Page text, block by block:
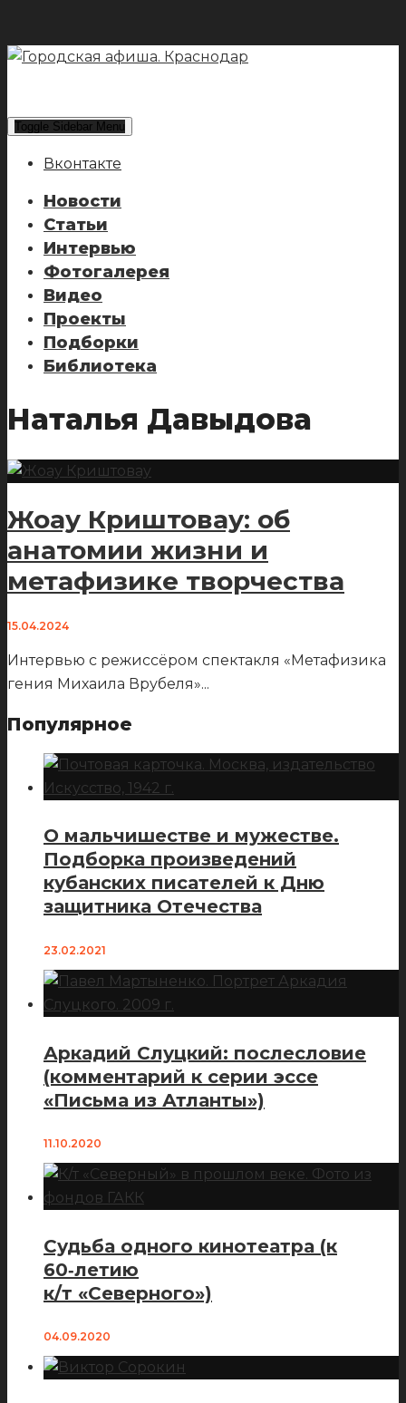
Toggle Sidebar Menu
Вконтакте
Новости
Статьи
Интервью
Фотогалерея
Видео
Проекты
Подборки
Библиотека
Наталья Давыдова
Жоау Криштовау: об
анатомии жизни и
метафизике творчества
15.04.2024
Интервью с режиссёром спектакля «Метафизика
гения Михаила Врубеля»...
Популярное
О мальчишестве и мужестве.
Подборка произведений
кубанских писателей к Дню
защитника Отечества
23.02.2021
Аркадий Слуцкий: послесловие
(комментарий к серии эссе
«Письма из Атланты»)
11.10.2020
Судьба одного кинотеатра (к
60‑летию
к/т «Северного»)
04.09.2020